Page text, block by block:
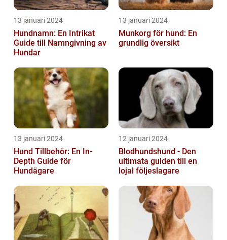
13 januari 2024
Hundnamn: En Intrikat
Guide till Namngivning av
Hundar
13 januari 2024
Munkorg för hund: En
grundlig översikt
13 januari 2024
Hund Tillbehör: En In-
Depth Guide för
Hundägare
12 januari 2024
Blodhundshund - Den
ultimata guiden till en
lojal följeslagare